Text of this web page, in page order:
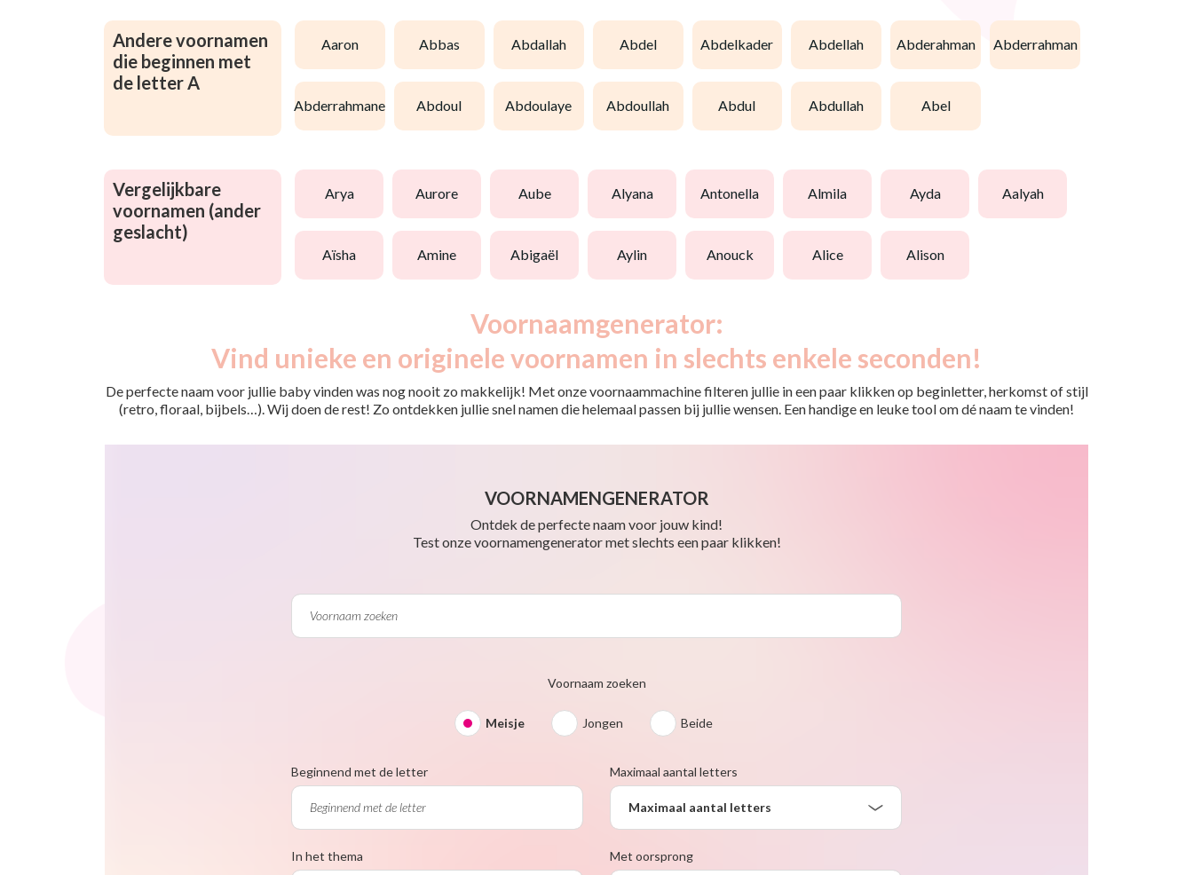
Andere voornamen
die beginnen met
de letter A
aaron abbas abdallah abdel abdelkader abdellah abderahman abderrahman
abderrahmane abdoul abdoulaye abdoullah abdul abdullah abel
Vergelijkbare
voornamen (ander
geslacht)
arya aurore aube alyana antonella almila ayda aalyah
aïsha amine abigaël aylin anouck alice alison
Voornaamgenerator:
Vind unieke en originele voornamen in slechts enkele seconden!
De perfecte naam voor jullie baby vinden was nog nooit zo makkelijk! Met onze voornaammachine filteren jullie in een paar klikken op beginletter, herkomst of stijl
(retro, floraal, bijbels…). Wij doen de rest! Zo ontdekken jullie snel namen die helemaal passen bij jullie wensen. Een handige en leuke tool om dé naam te vinden!
VOORNAMENGENERATOR
Ontdek de perfecte naam voor jouw kind!
Test onze voornamengenerator met slechts een paar klikken!
Voornaam zoeken
Meisje Jongen Beide
Beginnend met de letter Maximaal aantal letters
Maximaal aantal letters
In het thema Met oorsprong